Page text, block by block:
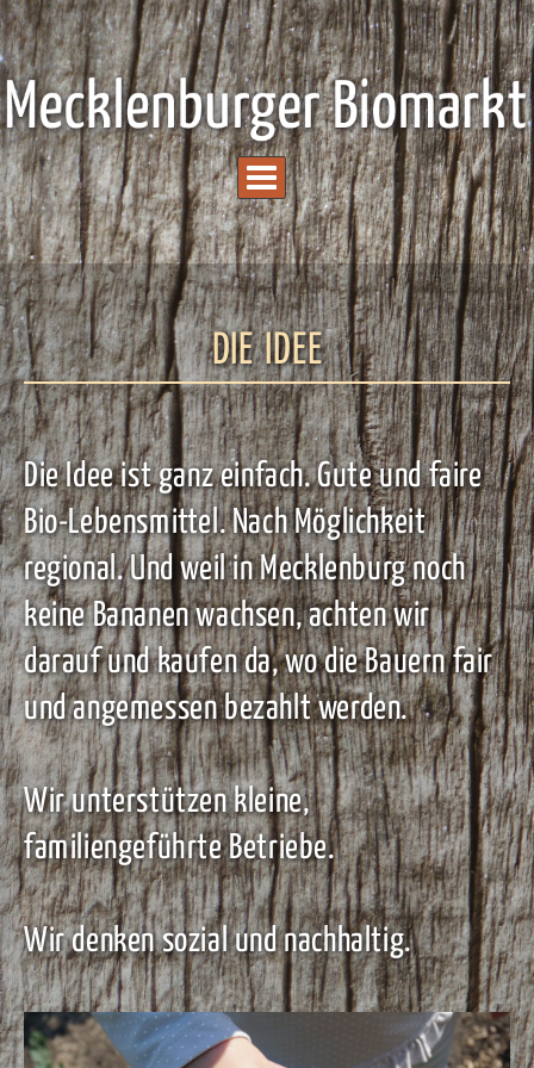
DIE IDEE
Die Idee ist ganz einfach. Gute und faire
Bio-Lebensmittel. Nach Möglichkeit
regional. Und weil in Mecklenburg noch
keine Bananen wachsen, achten wir
darauf und kaufen da, wo die Bauern fair
und angemessen bezahlt werden.
Wir unterstützen kleine,
familiengeführte Betriebe.
Wir denken sozial und nachhaltig.